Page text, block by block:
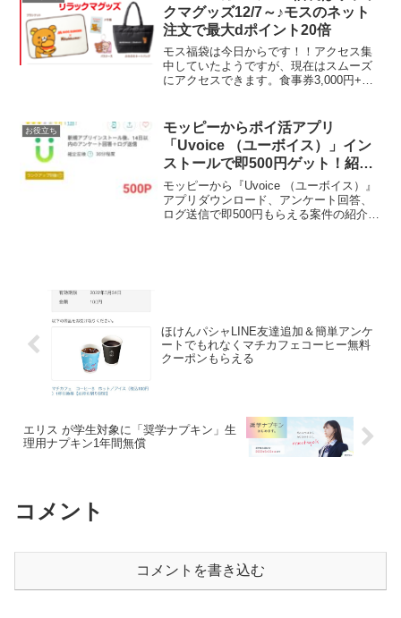
ター...
クマグッズ12/7～♪モスのネット
注文で最大dポイント20倍
モス福袋は今日からです！！アクセス集
中していたようですが、現在はスムーズ
にアクセスできます。食事券3,000円+リ
メモ帳、パスケース、トートバックの4ア
イテム。※「お...
お役立ち
モッピーからポイ活アプリ
「Uvoice （ユーボイス）」イン
ストールで即500円ゲット！紹介
コードあり
モッピーから『Uvoice （ユーボイス）』
アプリダウンロード、アンケート回答、
ログ送信で即500円もらえる案件の紹介で
ほけんパシャLINE友達追加＆簡単アンケ
ートでもれなくマチカフェコーヒー無料
クーポンもらえる
エリス が学生対象に「奨学ナプキン」生
理用ナプキン1年間無償
コメント
コメントを書き込む